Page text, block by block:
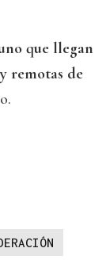
que llegan
remotas de